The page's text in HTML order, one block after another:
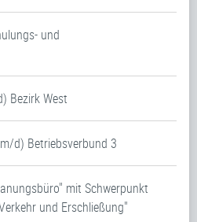
und
Bezirk West
d) Betriebsverbund 3
mit Schwerpunkt
und Erschließung"